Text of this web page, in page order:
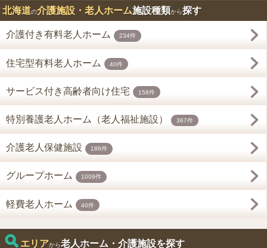
北海道の介護施設・老人ホーム施設種類から探す
介護付き有料老人ホーム 234件
住宅型有料老人ホーム 40件
サービス付き高齢者向け住宅 158件
特別養護老人ホーム（老人福祉施設） 367件
介護老人保健施設 186件
グループホーム 1009件
軽費老人ホーム 40件
エリアから老人ホーム・介護施設を探す